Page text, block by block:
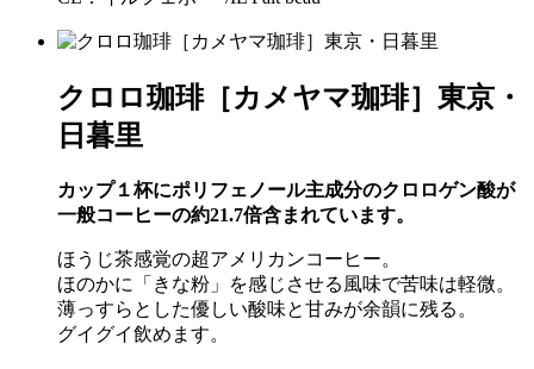
クロロ珈琲［カメヤマ珈琲］東京・
日暮里
カップ１杯にポリフェノール主成分のクロロゲン酸が
一般コーヒーの約21.7倍含まれています。
ほうじ茶感覚の超アメリカンコーヒー。
ほのかに「きな粉」を感じさせる風味で苦味は軽微。
薄っすらとした優しい酸味と甘みが余韻に残る。
グイグイ飲めます。